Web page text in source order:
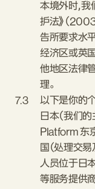
本境外时，
护法》（
告所要求水
经济区或英
他地区法律
理。
7.3
以下是你的
日本（我们
Platform 东
国（处理交
人员位于日
等服务提供